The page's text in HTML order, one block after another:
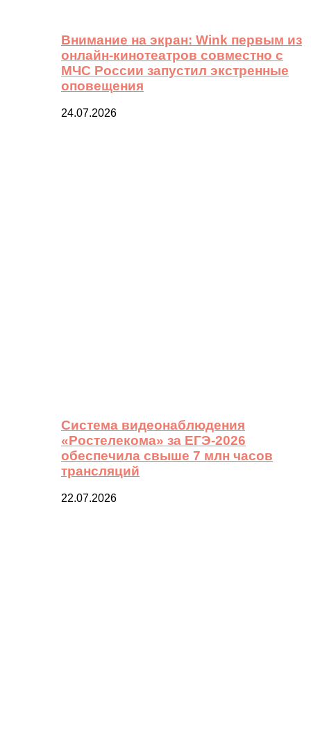
Внимание на экран: Wink первым из
онлайн-кинотеатров совместно с
МЧС России запустил экстренные
оповещения
24.07.2026
Система видеонаблюдения
«Ростелекома» за ЕГЭ-2026
обеспечила свыше 7 млн часов
трансляций
22.07.2026